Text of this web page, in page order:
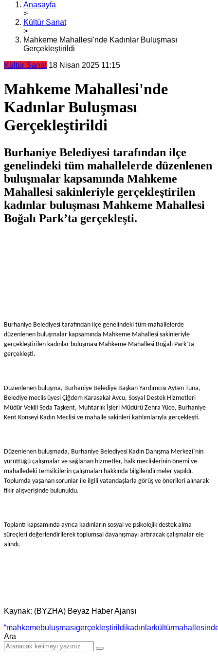
Anasayfa
>
Kültür Sanat
>
Mahkeme Mahallesi'nde Kadınlar Buluşması
Gerçekleştirildi
Kültür Sanat 18 Nisan 2025 11:15
Mahkeme Mahallesi'nde
Kadınlar Buluşması
Gerçekleştirildi
Burhaniye Belediyesi tarafından ilçe
genelindeki tüm mahallelerde düzenlenen
buluşmalar kapsamında Mahkeme
Mahallesi sakinleriyle gerçekleştirilen
kadınlar buluşması Mahkeme Mahallesi
Boğalı Park’ta gerçekleşti.
Burhaniye Belediyesi tarafından ilçe genelindeki tüm mahallelerde
düzenlenen buluşmalar kapsamında Mahkeme Mahallesi sakinleriyle
gerçekleştirilen kadınlar buluşması Mahkeme Mahallesi Boğalı Park’ta
gerçekleşti.
Düzenlenen buluşma, Burhaniye Belediye Başkan Yardımcısı Ayten Tuna,
Belediye meclis üyesi Çiğdem Karasakal Avcu, Sosyal Destek Hizmetleri
Müdür Vekili Seda Taşkent, Muhtarlık İşleri Müdürü Zehra Yüce, Burhaniye
Kent Konseyi Kadın Meclisi ve mahalle sakinleri katılımlarıyla gerçekleşti.
Düzenlenen buluşmada, Burhaniye Belediyesi Kadın Danışma Merkezi’nin
yürüttüğü çalışmalar ve sağlanan hizmetler, halk meclislerinin önemi ve
mahalledeki temsilcilerin çalışmaları hakkında bilgilendirmeler yapıldı.
Toplumda yaşanan sorunlar ile ilgili vatandaşlarla görüş ve önerileri alınarak
fikir alışverişinde bulunuldu.
Toplantı kapsamında ayrıca kadınların sosyal ve psikolojik destek alma
süreçleri değerlendirilerek toplumsal dayanışmayı artıracak çalışmalar ele
alındı.
Kaynak: (BYZHA) Beyaz Haber Ajansı
“mahkemebuluşmasıgerçekleştirildikadınlarkültür
Ara